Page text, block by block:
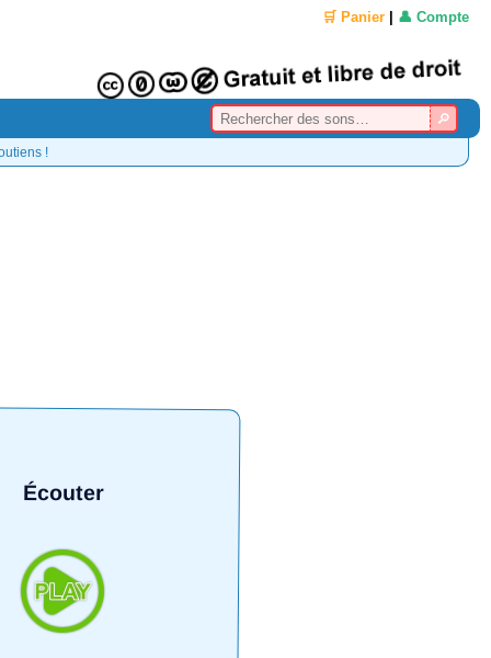
🛒 Panier 👤 Compte
!
Écouter